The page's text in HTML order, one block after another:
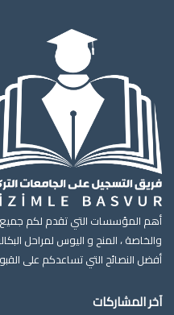
أهم المؤسسات التي تقدم لكم جميع
والخاصة ، المنح و اليوس لمراحل
أفضل النصائح التي تساعدكم على
آخر المشاركات